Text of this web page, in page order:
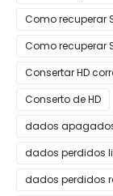
Como recuperar
Como recuperar
Consertar HD
Conserto de HD
dados
dados perdidos
dados perdidos